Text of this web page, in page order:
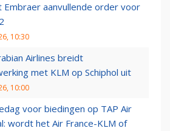
aanvullende order voor
10:30
Airlines breidt
met KLM op Schiphol uit
10:00
voor biedingen op TAP Air
wordt het Air France-KLM of